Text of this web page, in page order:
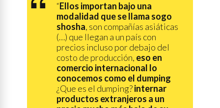
“Ellos importan bajo una
modalidad que se llama sogo
shosha, son compañías asiáticas
(…) que llegan a un país con
precios incluso por debajo del
costo de producción, eso en
comercio internacional lo
conocemos como el dumping
¿Que es el dumping?internar
productos extranjeros a un